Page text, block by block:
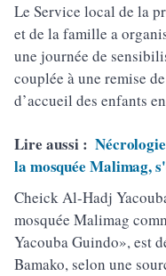
Le Service local de la
et de la famille a
une journée de
couplée à une remise
d’accueil des enfants
Lire aussi :
la mosquée Malimag,
Cheick Al-Hadj
mosquée Malimag
Yacouba Guindo», est
Bamako, selon une